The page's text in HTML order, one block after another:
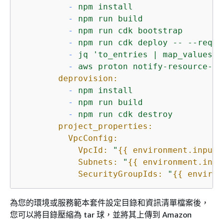
-
npm
install
-
npm run
build
-
npm run cdk bootstrap
-
npm run cdk deploy --
--
-
jq
'to_entries |
-
aws proton
notify-resource-
deprovision:
-
npm
install
-
npm run
build
-
npm run cdk destroy
project_properties:
VpcConfig:
VpcId:
" {{
Subnets:
" {{
SecurityGroupIds:
" {{
為您的環境或服務範本套件設定目錄和資訊清單檔案後，
您可以將目錄壓縮為 tar 球，並將其上傳到 Amazon